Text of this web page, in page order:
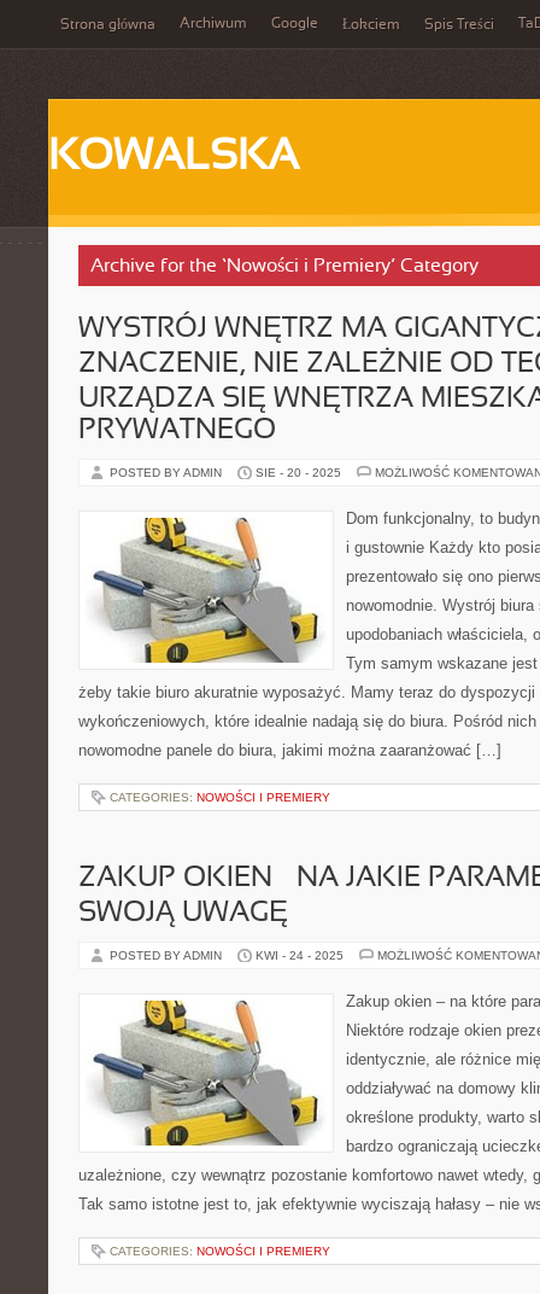
Strona główna Archiwum Google Łokciem Spis Treści
KOWALSKA
Archive for the ‘Nowości i Premiery’ Category
WYSTRÓJ WNĘTRZ MA
ZNACZENIE, NIE ZALEŻNIE OD
URZĄDZA SIĘ WNĘTRZA
PRYWATNEGO
POSTED BY ADMIN SIE - 20 - 2025 MOŻLIWOŚĆ
Dom funkcjonalny, to
i gustownie Każdy kto
prezentowało się ono
nowomodnie. Wystrój
upodobaniach właściciela,
Tym samym wskazane
żeby takie biuro akuratnie wyposażyć. Mamy teraz do dyspozycji
wykończeniowych, które idealnie nadają się do biura. Pośród
nowomodne panele do biura, jakimi można zaaranżować […]
CATEGORIES: NOWOŚCI I PREMIERY
ZAKUP OKIEN – NA JAKIE
SWOJĄ UWAGĘ
POSTED BY ADMIN KWI - 24 - 2025 MOŻLIWOŚĆ
Zakup okien – na które
Niektóre rodzaje okien
identycznie, ale różnice
oddziaływać na domowy
określone produkty, warto
bardzo ograniczają
uzależnione, czy wewnątrz pozostanie komfortowo nawet wtedy,
Tak samo istotne jest to, jak efektywnie wyciszają hałasy – nie
CATEGORIES: NOWOŚCI I PREMIERY